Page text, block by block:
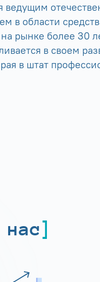
ведущим
в области средств
рынке более 30
в своем
в штат